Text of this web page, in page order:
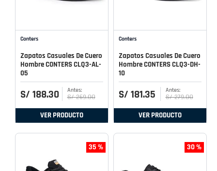
Conters
Zapatos Casuales De Cuero
Hombre CONTERS CLQ3-AL-
05
S/ 188.30 S/ 269.00
VER PRODUCTO
Conters
Zapatos Casuales De Cuero
Hombre CONTERS CLQ3-DH-
10
S/ 181.35 S/ 279.00
VER PRODUCTO
35 % 30 %